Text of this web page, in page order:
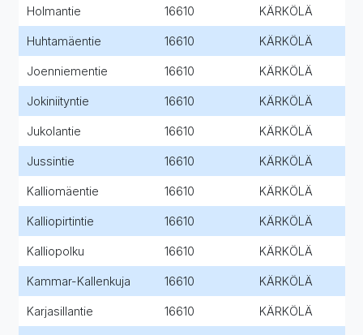
Holmantie 16610 KÄRKÖLÄ
Huhtamäentie 16610 KÄRKÖLÄ
Joenniementie 16610 KÄRKÖLÄ
Jokiniityntie 16610 KÄRKÖLÄ
Jukolantie 16610 KÄRKÖLÄ
Jussintie 16610 KÄRKÖLÄ
Kalliomäentie 16610 KÄRKÖLÄ
Kalliopirtintie 16610 KÄRKÖLÄ
Kalliopolku 16610 KÄRKÖLÄ
Kammar-Kallenkuja 16610 KÄRKÖLÄ
Karjasillantie 16610 KÄRKÖLÄ